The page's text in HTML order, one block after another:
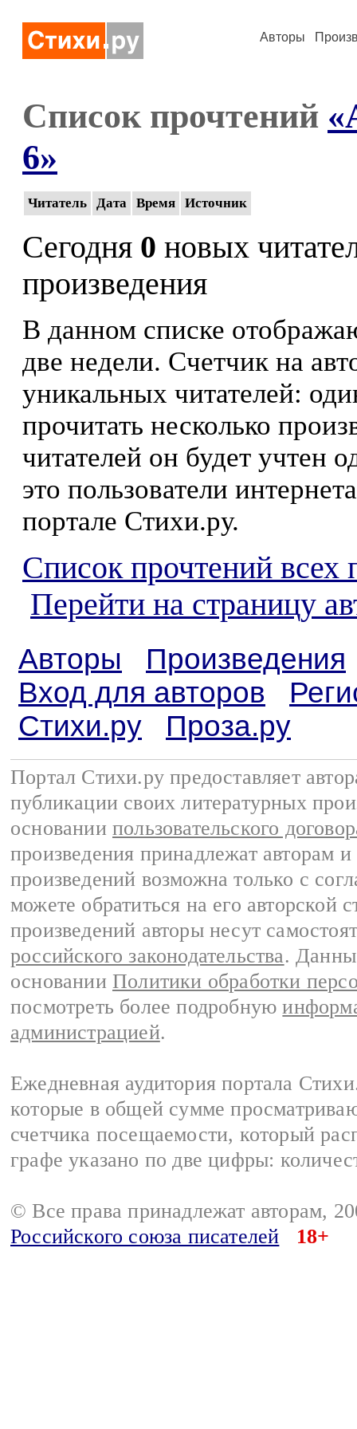
Авторы
Список прочтений
6»
Читатель Дата Время Источник
Сегодня 0 новых
произведения
В данном списке
две недели. Счетчик на
уникальных читателей:
прочитать несколько
читателей он будет учтен
это пользователи
портале Стихи.ру.
Список прочтений всех
Перейти на страницу
Авторы
Произведения
Вход для авторов
Стихи.ру
Проза.ру
Портал Стихи.ру предоставляет
публикации своих литературных
основании пользовательского
произведения принадлежат авторам
произведений возможна только с
можете обратиться на его авторской
произведений авторы несут
российского законодательства.
основании Политики обработки
посмотреть более подробную
администрацией.
Ежедневная аудитория портала
которые в общей сумме
счетчика посещаемости, который
графе указано по две цифры:
© Все права принадлежат авторам,
Российского союза писателей
18+